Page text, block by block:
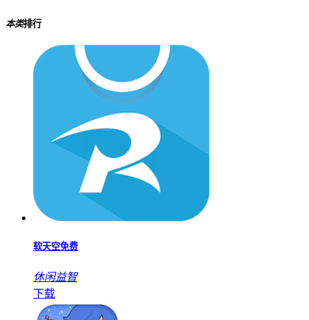
本类排行
软天空免费
休闲益智
下载